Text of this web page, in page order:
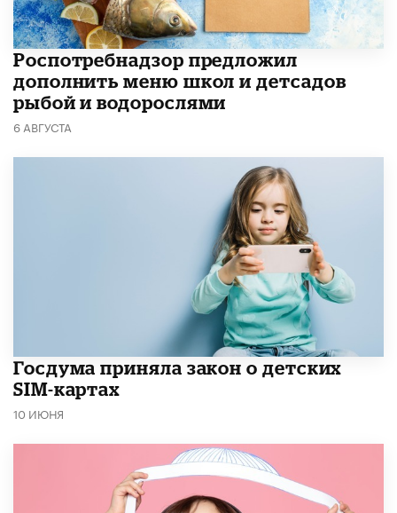
Роспотребнадзор предложил
дополнить меню школ и детсадов
рыбой и водорослями
6 АВГУСТА
Госдума приняла закон о детских
SIM-картах
10 ИЮНЯ